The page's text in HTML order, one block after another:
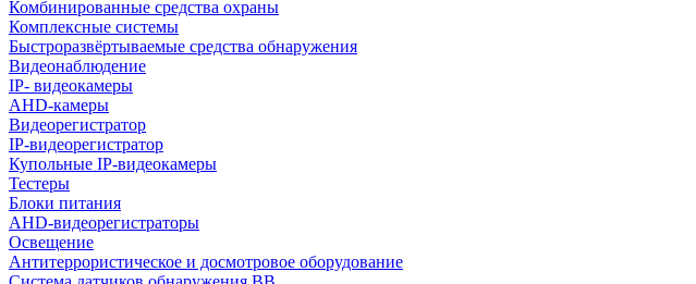
Комбинированные средства охраны
Комплексные системы
Быстроразвёртываемые средства обнаружения
Видеонаблюдение
IP- видеокамеры
AHD-камеры
Видеорегистратор
IP-видеорегистратор
Купольные IP-видеокамеры
Тестеры
Блоки питания
AHD-видеорегистраторы
Освещение
Антитеррористическое и досмотровое оборудование